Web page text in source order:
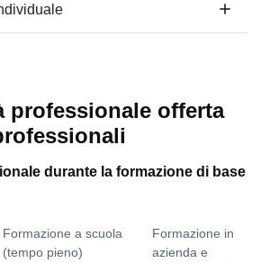
professionale offerta
durante la formazione di base
Formazione a scuola
(tempo pieno)
Formazione in
azienda e